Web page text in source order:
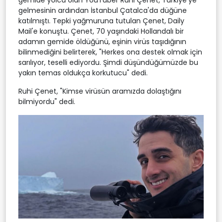
gelmesinin ardından İstanbul Çatalca'da düğüne
katılmıştı. Tepki yağmuruna tutulan Çenet, Daily
Mail'e konuştu. Çenet, 70 yaşındaki Hollandalı bir
adamın gemide öldüğünü, eşinin virüs taşıdığının
bilinmediğini belirterek, "Herkes ona destek olmak için
sarılıyor, teselli ediyordu. Şimdi düşündüğümüzde bu
yakın temas oldukça korkutucu" dedi.
Ruhi Çenet, "Kimse virüsün aramızda dolaştığını
bilmiyordu" dedi.